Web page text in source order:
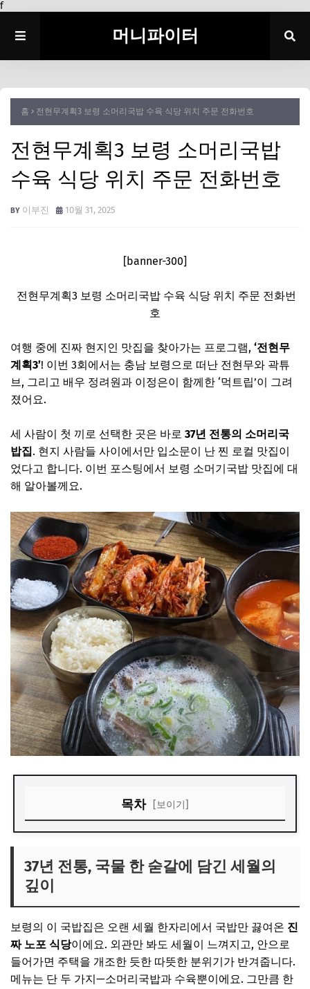
f
머니파이터
홈 전현무계획3 보령 소머리국밥 수육 식당 위치 주문 전화번호
전현무계획3 보령 소머리국밥
수육 식당 위치 주문 전화번호
이부진 10월 31, 2025
[banner-300]
전현무계획3 보령 소머리국밥 수육 식당 위치 주문 전화번
호
여행 중에 진짜 현지인 맛집을 찾아가는 프로그램, ‘전현무
계획3’! 이번 3회에서는 충남 보령으로 떠난 전현무와 곽튜
브, 그리고 배우 정려원과 이정은이 함께한 ‘먹트립’이 그려
졌어요.
세 사람이 첫 끼로 선택한 곳은 바로 37년 전통의 소머리국
밥집. 현지 사람들 사이에서만 입소문이 난 찐 로컬 맛집이
었다고 합니다. 이번 포스팅에서 보령 소머기국밥 맛집에 대
해 알아볼께요.
목차 [보이기]
잡내 없이 깔끔한 국물, 부드럽게 녹는 수육
배우가 직접 섭외한 찐 로컬 맛집
주문 꿀팁과 영업 정보
Q&A
37년 전통, 국물 한 숟갈에 담긴 세월의
깊이
보령의 이 국밥집은 오랜 세월 한자리에서 국밥만 끓여온 진
짜 노포 식당이에요. 외관만 봐도 세월이 느껴지고, 안으로
들어가면 주택을 개조한 듯한 따뜻한 분위기가 반겨줍니다.
메뉴는 단 두 가지—소머리국밥과 수육뿐이에요. 그만큼 한